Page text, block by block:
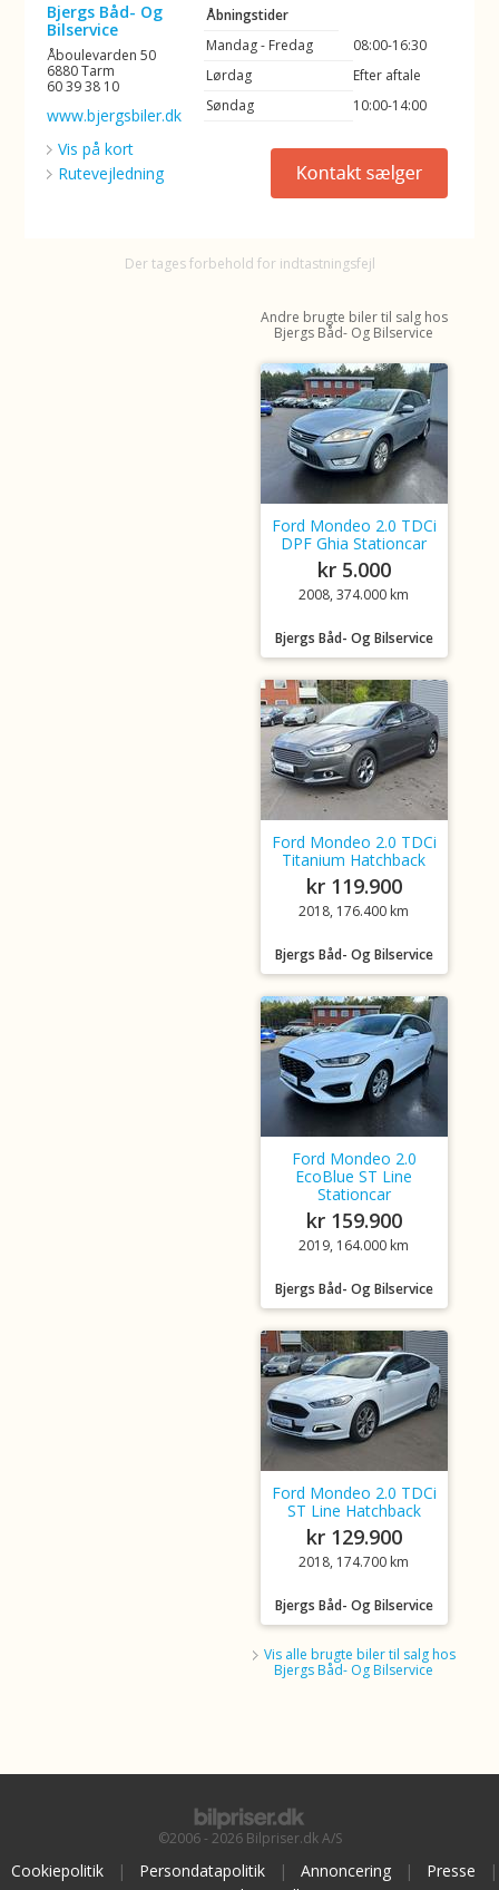
Bjergs Båd- Og
Bilservice
Åboulevarden 50
6880 Tarm
60 39 38 10
www.bjergsbiler.dk
Vis på kort
Rutevejledning
Åbningstider
Mandag - Fredag
08:00-16:30
Lørdag
Efter aftale
Søndag
10:00-14:00
Der tages forbehold for indtastningsfejl
Andre brugte biler til salg hos
Bjergs Båd- Og Bilservice
Ford Mondeo 2.0 TDCi
DPF Ghia Stationcar
kr 5.000
2008, 374.000 km
Bjergs Båd- Og Bilservice
Ford Mondeo 2.0 TDCi
Titanium Hatchback
kr 119.900
2018, 176.400 km
Bjergs Båd- Og Bilservice
Ford Mondeo 2.0
EcoBlue ST Line
Stationcar
kr 159.900
2019, 164.000 km
Bjergs Båd- Og Bilservice
Ford Mondeo 2.0 TDCi
ST Line Hatchback
kr 129.900
2018, 174.700 km
Bjergs Båd- Og Bilservice
Vis alle brugte biler til salg hos
Bjergs Båd- Og Bilservice
©2006 - 2026 Bilpriser.dk A/S
Cookiepolitik | Persondatapolitik | Annoncering | Presse
|